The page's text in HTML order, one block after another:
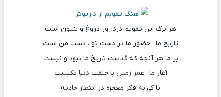
هر برگ این تقویم درد روز دروغ و شیون است
تاریخ ما ، حضور ما در دست تو ، دست من است
بر ما هر آنچه که گذشت تاریخ ما نبود و نیست
آغاز ما ، عمر زمین با خلقت دنیا یکیست
تا کی به فکر معجزه در انتظار حادثه